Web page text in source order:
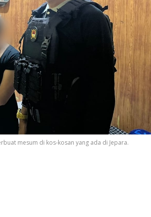
mesum di kos-kosan yang ada di Jepara.